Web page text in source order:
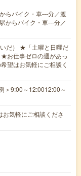
らバイク・車---分／渡
からバイク・車---分／
だ） ★「土曜と日曜だ
お仕事ゼロの週があっ
望はお気軽にご相談く
＞9:00～12:0012:00～
気軽にご相談くださ